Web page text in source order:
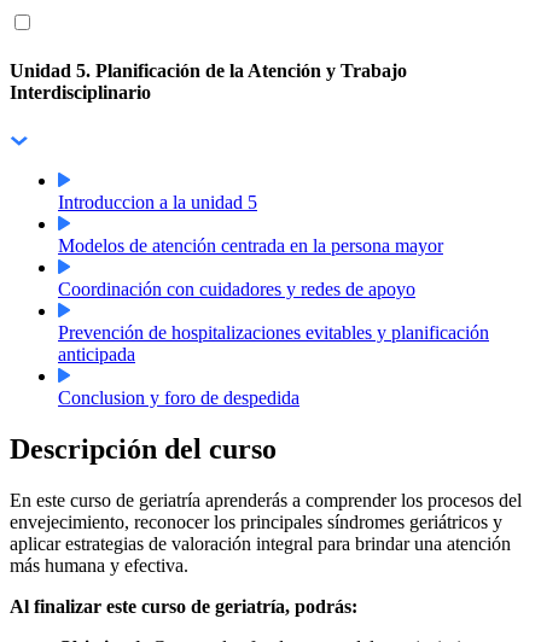
Unidad 5. Planificación de la Atención y Trabajo
Interdisciplinario
Introduccion a la unidad 5
Modelos de atención centrada en la persona mayor
Coordinación con cuidadores y redes de apoyo
Prevención de hospitalizaciones evitables y planificación
anticipada
Conclusion y foro de despedida
Descripción del curso
En este curso de geriatría aprenderás a comprender los procesos del
envejecimiento, reconocer los principales síndromes geriátricos y
aplicar estrategias de valoración integral para brindar una atención
más humana y efectiva.
Al finalizar este curso de geriatría, podrás: